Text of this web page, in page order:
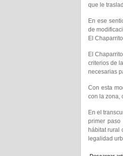
que le
En ese
de
El
El
criterios de
necesarias
Con esta
con la zona,
En el
primer
hábitat rural
legalidad